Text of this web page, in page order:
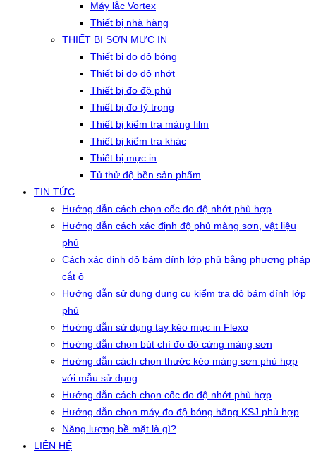
Máy lắc Vortex
Thiết bị nhà hàng
THIẾT BỊ SƠN MỰC IN
Thiết bị đo độ bóng
Thiết bị đo độ nhớt
Thiết bị đo độ phủ
Thiết bị đo tỷ trọng
Thiết bị kiểm tra màng film
Thiết bị kiểm tra khác
Thiết bị mực in
Tủ thử độ bền sản phẩm
TIN TỨC
Hướng dẫn cách chọn cốc đo độ nhớt phù hợp
Hướng dẫn cách xác định độ phủ màng sơn, vật liệu
phủ
Cách xác định độ bám dính lớp phủ bằng phương pháp
cắt ô
Hướng dẫn sử dụng dụng cụ kiểm tra độ bám dính lớp
phủ
Hướng dẫn sử dụng tay kéo mực in Flexo
Hướng dẫn chọn bút chì đo độ cứng màng sơn
Hướng dẫn cách chọn thước kéo màng sơn phù hợp
với mẫu sử dụng
Hướng dẫn cách chọn cốc đo độ nhớt phù hợp
Hướng dẫn chọn máy đo độ bóng hãng KSJ phù hợp
Năng lượng bề mặt là gì?
LIÊN HỆ